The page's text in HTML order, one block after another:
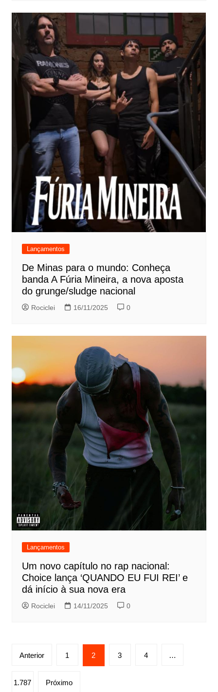
Lançamentos
De Minas para o mundo: Conheça
banda A Fúria Mineira, a nova aposta
do grunge/sludge nacional
Rociclei 16/11/2025 0
Lançamentos
Um novo capítulo no rap nacional:
Choice lança ‘QUANDO EU FUI REI’ e
dá início à sua nova era
Rociclei 14/11/2025 0
Paginação
posts
Anterior 1 2 3 4 …
1.787 Próximo